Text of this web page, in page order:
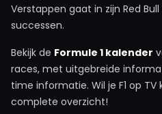
Verstappen gaat in zijn Red
successen.
Bekijk de Formule 1 kalender
races, met uitgebreide
time informatie. Wil je F1 op TV
complete overzicht!